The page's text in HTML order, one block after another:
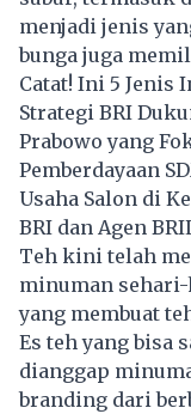
menjadi jenis
bunga juga
Catat! Ini 5 Jenis
Strategi BRI
Prabowo yang
Pemberdayaan
Usaha Salon di
BRI dan Agen
Teh kini telah
minuman sehari-
yang membuat
Es teh yang bisa
dianggap
branding dari